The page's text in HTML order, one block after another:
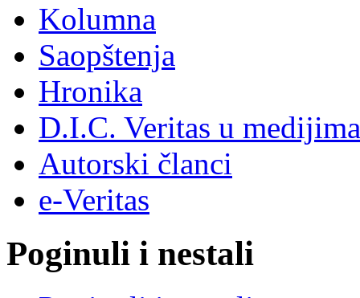
Kolumna
Saopštenja
Hronika
D.I.C. Veritas u medijima
Autorski članci
e-Veritas
Poginuli i nestali